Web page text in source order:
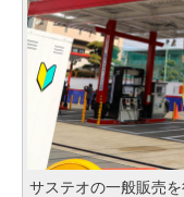
サステオの一般販売